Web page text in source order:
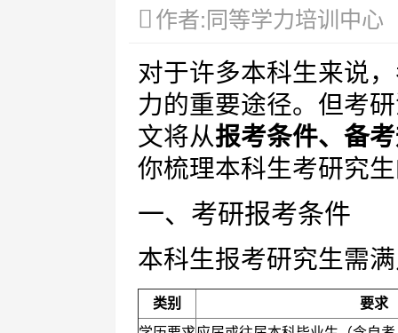
作者:同等学力培训中心
对于许多本科生来说
力的重要途径。但考
文将从报考条件、备
你梳理本科生考研究
一、考研报考条件
本科生报考研究生需
类别
要求